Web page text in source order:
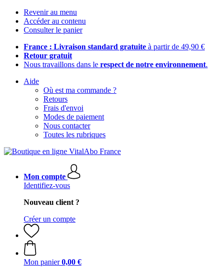
Revenir au menu
Accéder au contenu
Consulter le panier
France : Livraison standard gratuite à partir de 49,90 €
Retour gratuit
Nous travaillons dans le respect de notre environnement.
Aide
Où est ma commande ?
Retours
Frais d'envoi
Modes de paiement
Nous contacter
Toutes les rubriques
Mon compte
Identifiez-vous
Nouveau client ?
Créer un compte
Mon panier 0,00 €